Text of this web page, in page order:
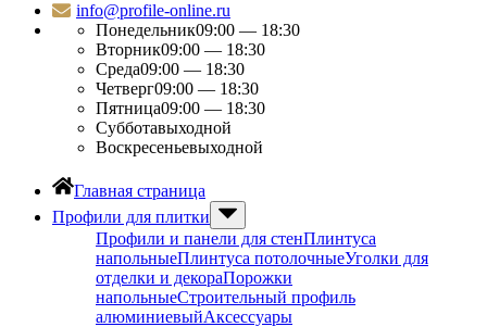
info@profile-online.ru
Понедельник09:00 — 18:30
Вторник09:00 — 18:30
Среда09:00 — 18:30
Четверг09:00 — 18:30
Пятница09:00 — 18:30
Субботавыходной
Воскресеньевыходной
Главная страница
Профили для плитки
Профили и панели для стенПлинтуса
напольныеПлинтуса потолочныеУголки для
отделки и декораПорожки
напольныеСтроительный профиль
алюминиевыйАксессуары